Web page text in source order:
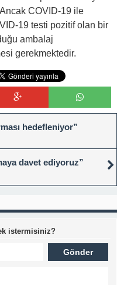
COVID-19 ile
19 testi pozitif olan bir
ambalaj
gerekmektedir.
hedefleniyor”
davet ediyoruz”
istermisiniz?